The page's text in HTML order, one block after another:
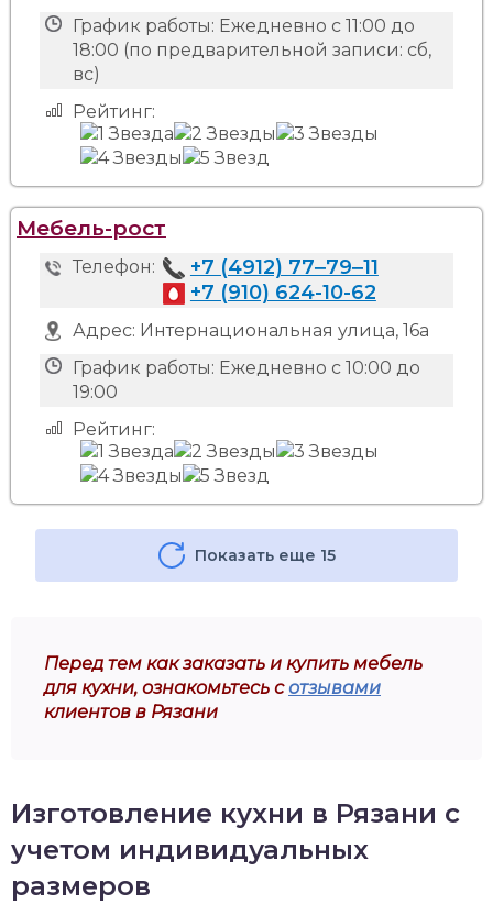
График работы: Ежедневно с 11:00 до
18:00 (по предварительной записи: сб,
вс)
Рейтинг:
Мебель-рост
Телефон:
+7 (4912) 77‒79‒11
+7 (910) 624-10-62
Адрес: Интернациональная улица, 16а
График работы: Ежедневно с 10:00 до
19:00
Рейтинг:
Показать еще 15
Перед тем как заказать и купить мебель
для кухни, ознакомьтесь сотзывами
клиентов в Рязани
Изготовление кухни в Рязани с
учетом индивидуальных
размеров